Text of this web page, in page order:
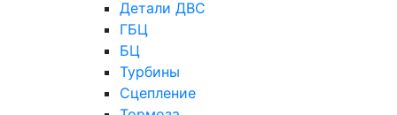
Детали ДВС
ГБЦ
БЦ
Турбины
Сцепление